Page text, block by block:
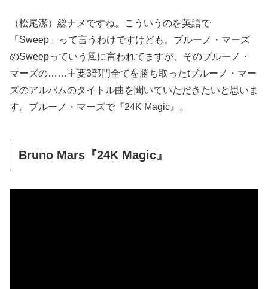
（松尾潔）総ナメですね。こういうのを英語で
「Sweep」って言うわけですけども。ブルーノ・マーズ
のSweepっていう風に言われてますが、そのブルーノ・
マーズの……主要3部門全てを勝ち取ったtブルーノ・マー
ズのアルバムのタイトル曲を聞いていただきたいと思いま
す。ブルーノ・マーズで『24K Magic』。
Bruno Mars『24K Magic』